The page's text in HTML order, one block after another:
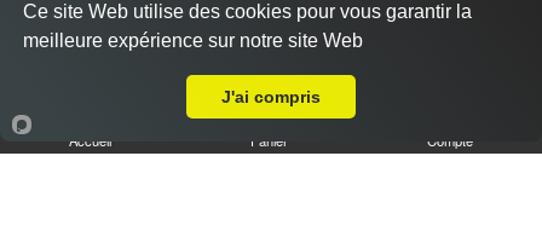
Accueil Panier Compte
Ce site Web utilise des cookies pour vous garantir la
meilleure expérience sur notre site Web
J'ai compris